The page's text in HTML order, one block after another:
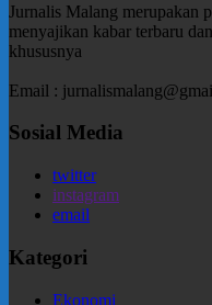
Jurnalis Malang merupakan
menyajikan kabar terbaru
khususnya
Email :
Sosial Media
twitter
instagram
email
Kategori
Ekonomi